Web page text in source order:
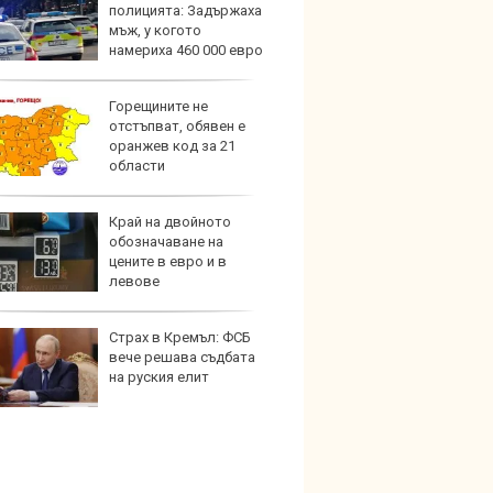
полицията: Задържаха
мъж, у когото
намериха 460 000 евро
Горещините не
отстъпват, обявен е
оранжев код за 21
области
Край на двойното
обозначаване на
цените в евро и в
левове
Страх в Кремъл: ФСБ
вече решава съдбата
на руския елит